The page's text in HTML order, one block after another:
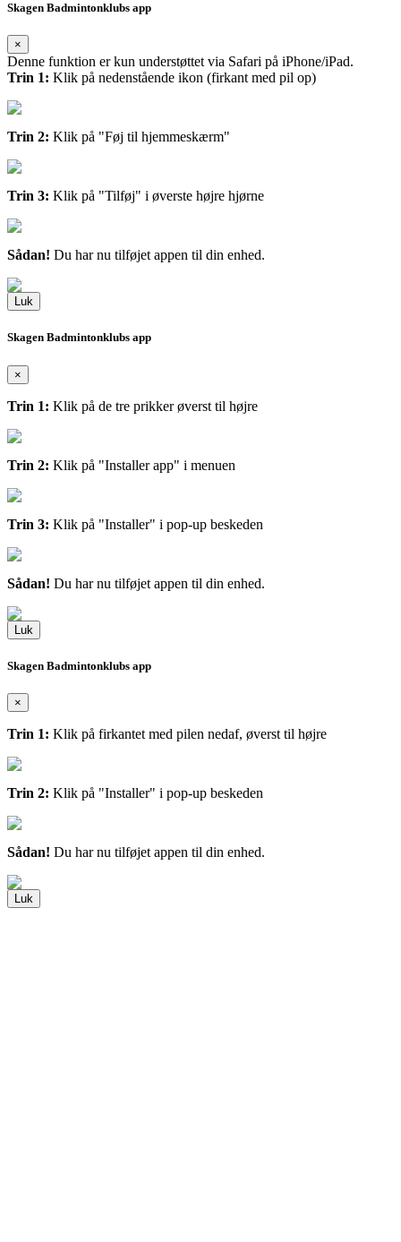
Skagen Badmintonklubs app
×
Denne funktion er kun understøttet via Safari på iPhone/iPad.
Trin 1: Klik på nedenstående ikon (firkant med pil op)
Trin 2: Klik på "Føj til hjemmeskærm"
Trin 3: Klik på "Tilføj" i øverste højre hjørne
Sådan! Du har nu tilføjet appen til din enhed.
Luk
Skagen Badmintonklubs app
×
Trin 1: Klik på de tre prikker øverst til højre
Trin 2: Klik på "Installer app" i menuen
Trin 3: Klik på "Installer" i pop-up beskeden
Sådan! Du har nu tilføjet appen til din enhed.
Luk
Skagen Badmintonklubs app
×
Trin 1: Klik på firkantet med pilen nedaf, øverst til højre
Trin 2: Klik på "Installer" i pop-up beskeden
Sådan! Du har nu tilføjet appen til din enhed.
Luk